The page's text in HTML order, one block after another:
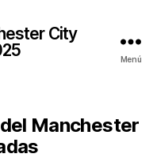
City
Menú
Manchester